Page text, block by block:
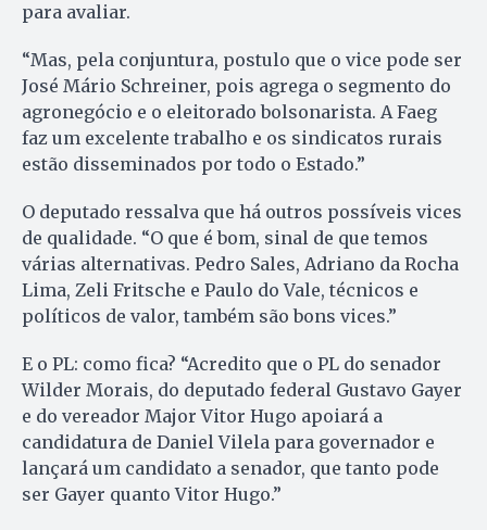
para avaliar.
“Mas, pela conjuntura, postulo que o vice pode ser
José Mário Schreiner, pois agrega o segmento do
agronegócio e o eleitorado bolsonarista. A Faeg
faz um excelente trabalho e os sindicatos rurais
estão disseminados por todo o Estado.”
O deputado ressalva que há outros possíveis vices
de qualidade. “O que é bom, sinal de que temos
várias alternativas. Pedro Sales, Adriano da Rocha
Lima, Zeli Fritsche e Paulo do Vale, técnicos e
políticos de valor, também são bons vices.”
E o PL: como fica? “Acredito que o PL do senador
Wilder Morais, do deputado federal Gustavo Gayer
e do vereador Major Vitor Hugo apoiará a
candidatura de Daniel Vilela para governador e
lançará um candidato a senador, que tanto pode
ser Gayer quanto Vitor Hugo.”